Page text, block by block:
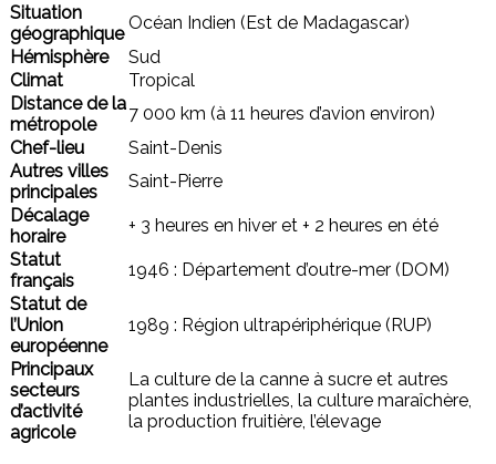
Situation
géographique
Océan Indien (Est de Madagascar)
Hémisphère
Sud
Climat
Tropical
Distance de la
métropole
7 000 km (à 11 heures d’avion environ)
Chef-lieu
Saint-Denis
Autres villes
principales
Saint-Pierre
Décalage
horaire
+ 3 heures en hiver et + 2 heures en été
Statut
français
1946 : Département d’outre-mer (DOM)
Statut de
l’Union
européenne
1989 : Région ultrapériphérique (RUP)
Principaux
secteurs
d’activité
agricole
La culture de la canne à sucre et autres
plantes industrielles, la culture maraîchère,
la production fruitière, l’élevage